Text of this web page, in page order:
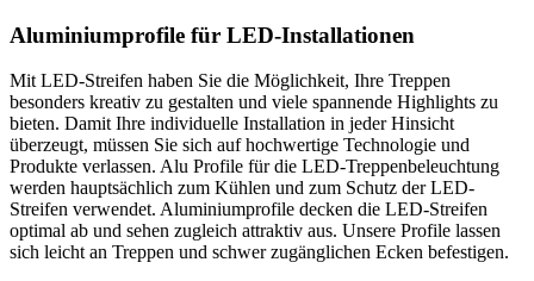
Aluminiumprofile für LED-Installationen
Mit LED-Streifen haben Sie die Möglichkeit, Ihre Treppen
besonders kreativ zu gestalten und viele spannende Highlights zu
bieten. Damit Ihre individuelle Installation in jeder Hinsicht
überzeugt, müssen Sie sich auf hochwertige Technologie und
Produkte verlassen. Alu Profile für die LED-Treppenbeleuchtung
werden hauptsächlich zum Kühlen und zum Schutz der LED-
Streifen verwendet. Aluminiumprofile decken die LED-Streifen
optimal ab und sehen zugleich attraktiv aus. Unsere Profile lassen
sich leicht an Treppen und schwer zugänglichen Ecken befestigen.